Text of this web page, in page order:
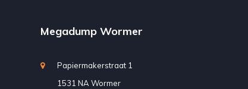
Megadump Wormer
Papiermakerstraat 1
1531 NA Wormer